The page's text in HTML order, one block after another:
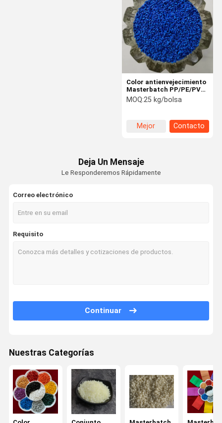
En Casa Productos Los Vídeos
Sobre
Nosotros
Color antienvejecimiento
Masterbatch PP/PE/PVC
resistencia a la
intemperie estabilidad
MOQ:25 kg/bolsa
Mejor
Contacto
Deja Un Mensaje
Le Responderemos Rápidamente
Correo electrónico
Requisito
Continuar
Nuestras Categorías